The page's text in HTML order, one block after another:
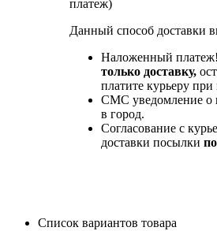
платеж)
Данный способ доставки
Наложенный
только доставку,
платите курьеру
СМС уведомление о
в город.
Согласование с
доставки посылки
Список вариантов товара